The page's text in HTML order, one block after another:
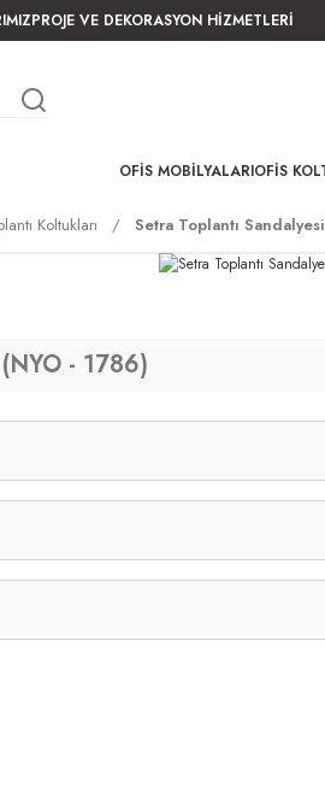
PROJE VE DEKORASYON HİZMETLERİ
OFIS MOBILYALARIOFIS
Koltukları Setra Toplantı Sandalyesi
(NYO - 1786)